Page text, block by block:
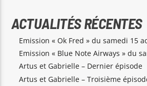
ACTUALITÉS RÉCENTES
Emission « Ok Fred » du samedi 15
Emission « Blue Note Airways » du
Artus et Gabrielle – Dernier épisode
Artus et Gabrielle – Troisième